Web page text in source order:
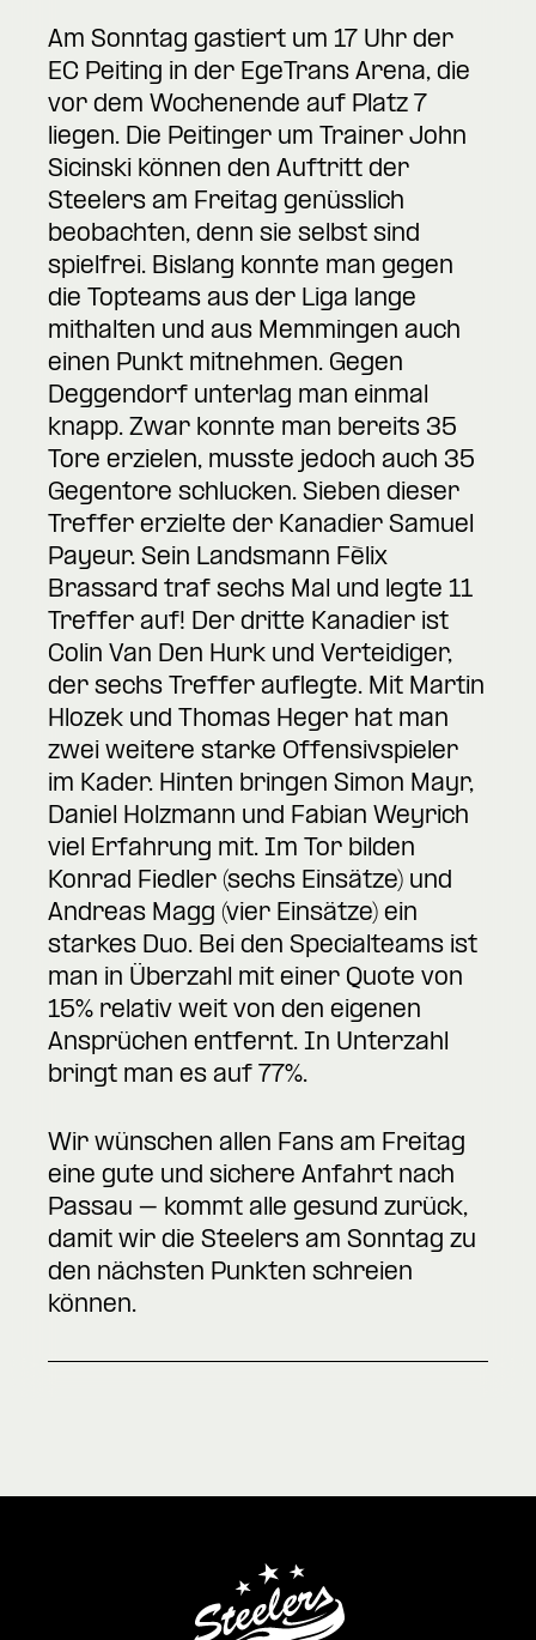
Am Sonntag gastiert um 17 Uhr der
EC Peiting in der EgeTrans Arena, die
vor dem Wochenende auf Platz 7
liegen. Die Peitinger um Trainer John
Sicinski können den Auftritt der
Steelers am Freitag genüsslich
beobachten, denn sie selbst sind
spielfrei. Bislang konnte man gegen
die Topteams aus der Liga lange
mithalten und aus Memmingen auch
einen Punkt mitnehmen. Gegen
Deggendorf unterlag man einmal
knapp. Zwar konnte man bereits 35
Tore erzielen, musste jedoch auch 35
Gegentore schlucken. Sieben dieser
Treffer erzielte der Kanadier Samuel
Payeur. Sein Landsmann Fèlix
Brassard traf sechs Mal und legte 11
Treffer auf! Der dritte Kanadier ist
Colin Van Den Hurk und Verteidiger,
der sechs Treffer auflegte. Mit Martin
Hlozek und Thomas Heger hat man
zwei weitere starke Offensivspieler
im Kader. Hinten bringen Simon Mayr,
Daniel Holzmann und Fabian Weyrich
viel Erfahrung mit. Im Tor bilden
Konrad Fiedler (sechs Einsätze) und
Andreas Magg (vier Einsätze) ein
starkes Duo. Bei den Specialteams ist
man in Überzahl mit einer Quote von
15% relativ weit von den eigenen
Ansprüchen entfernt. In Unterzahl
bringt man es auf 77%.
Wir wünschen allen Fans am Freitag
eine gute und sichere Anfahrt nach
Passau – kommt alle gesund zurück,
damit wir die Steelers am Sonntag zu
den nächsten Punkten schreien
können.